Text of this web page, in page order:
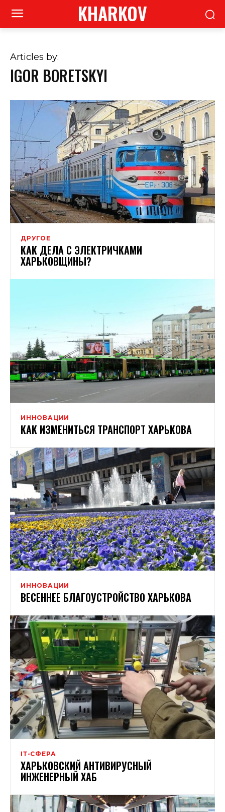
KHARKOV
Articles by:
IGOR BORETSKYI
ДРУГОЕ
КАК ДЕЛА С ЭЛЕКТРИЧКАМИ
ХАРЬКОВЩИНЫ?
ИННОВАЦИИ
КАК ИЗМЕНИТЬСЯ ТРАНСПОРТ ХАРЬКОВА
ИННОВАЦИИ
ВЕСЕННЕЕ БЛАГОУСТРОЙСТВО ХАРЬКОВА
ІТ-СФЕРА
ХАРЬКОВСКИЙ АНТИВИРУСНЫЙ
ИНЖЕНЕРНЫЙ ХАБ